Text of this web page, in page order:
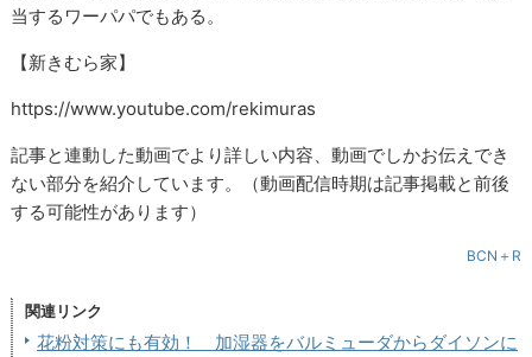
当するワーパパでもある。
【新きむら家】
https://www.youtube.com/rekimuras
記事と連動した動画でより詳しい内容、動画でしかお伝えでき
ない部分を紹介しています。（動画配信時期は記事掲載と前後
する可能性があります）
BCN＋R
関連リンク
花粉対策にも有効！ 加湿器をバルミューダからダイソンに